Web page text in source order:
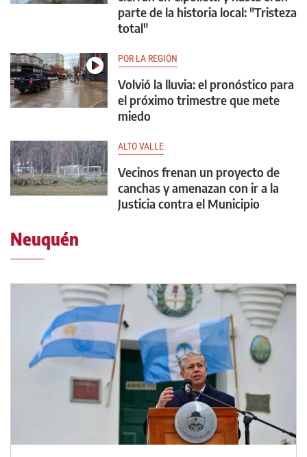
parte de la historia local: "Tristeza
total"
POR LA REGIÓN
Volvió la lluvia: el pronóstico para
el próximo trimestre que mete
miedo
ALTO VALLE
Vecinos frenan un proyecto de
canchas y amenazan con ir a la
Justicia contra el Municipio
Neuquén